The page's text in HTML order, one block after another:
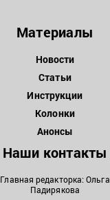
Материалы
Новости
Статьи
Инструкции
Колонки
Анонсы
Наши контакты
Главная редакторка: Ольга
Падирякова